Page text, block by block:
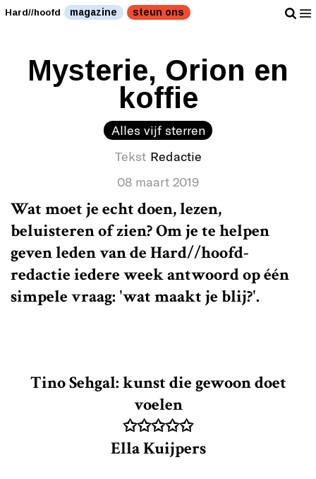
Hard//hoofd magazine steun ons
Mysterie, Orion en
koffie
Alles vijf sterren
Tekst Redactie
08 maart 2019
Wat moet je echt doen, lezen,
beluisteren of zien? Om je te helpen
geven leden van de Hard//hoofd-
redactie iedere week antwoord op één
simpele vraag: 'wat maakt je blij?'.
Tino Sehgal: kunst die gewoon doet
voelen
✩✩✩✩✩
Ella Kuijpers